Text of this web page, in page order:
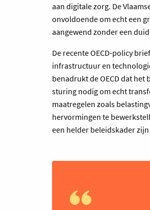
aan digitale zorg. De
onvoldoende om echt een
aangewend zonder een
De recente OECD-policy
infrastructuur en
benadrukt de OECD dat het
sturing nodig om echt
maatregelen zoals
hervormingen te
een helder beleidskader